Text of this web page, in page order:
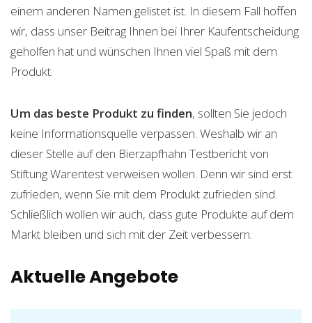
einem anderen Namen gelistet ist. In diesem Fall hoffen
wir, dass unser Beitrag Ihnen bei Ihrer Kaufentscheidung
geholfen hat und wünschen Ihnen viel Spaß mit dem
Produkt.
Um das beste Produkt zu finden, sollten Sie jedoch
keine Informationsquelle verpassen. Weshalb wir an
dieser Stelle auf den Bierzapfhahn Testbericht von
Stiftung Warentest verweisen wollen. Denn wir sind erst
zufrieden, wenn Sie mit dem Produkt zufrieden sind.
Schließlich wollen wir auch, dass gute Produkte auf dem
Markt bleiben und sich mit der Zeit verbessern.
Aktuelle Angebote